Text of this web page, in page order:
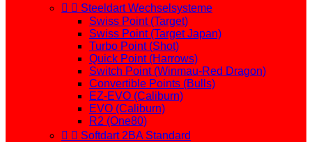
  Steeldart Wechselsysteme
Swiss Point (Target)
Swiss Point (Target Japan)
Turbo Point (Shot)
Quick Point (Harrows)
Switch Point (Winmau-Red Dragon)
Convertible Points (Bulls)
EZ-EVO (Caliburn)
EVO (Caliburn)
R2 (One80)
  Softdart 2BA Standard